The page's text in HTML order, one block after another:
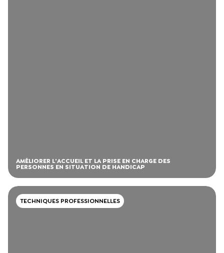
AMÉLIORER L'ACCUEIL ET LA PRISE EN CHARGE DES
PERSONNES EN SITUATION DE HANDICAP
TECHNIQUES PROFESSIONNELLES